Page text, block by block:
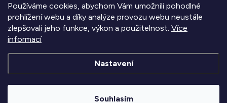
Používáme cookies, abychom Vám umožnili pohodlné
prohlížení webu a díky analýze provozu webu neustále
zlepšovali jeho funkce, výkon a použitelnost. Více
informací
Nastavení
Souhlasím
Informace pro vás
Zjistěte více
vyhrazena.Upravit nastavení cookies